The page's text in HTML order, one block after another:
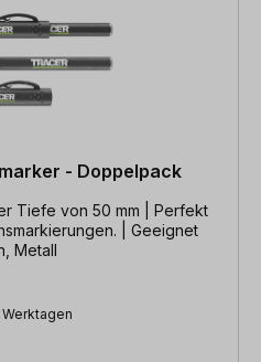
- Doppelpack
Tiefe von 50 mm | Perfekt
| Geeignet
Metall